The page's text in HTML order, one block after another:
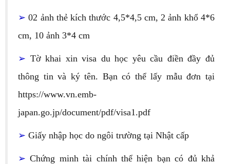
➢02 ảnh thẻ kích thước 4,5*4,5 cm, 2 ảnh khổ 4*6
cm, 10 ảnh 3*4 cm
➢ Tờ khai xin visa du học yêu cầu điền đầy đủ
thông tin và ký tên. Bạn có thể lấy mẫu đơn tại
https://www.vn.emb-
japan.go.jp/document/pdf/visa1.pdf
➢ Giấy nhập học do ngôi trường tại Nhật cấp
➢Chứng minh tài chính thể hiện bạn có đủ khả